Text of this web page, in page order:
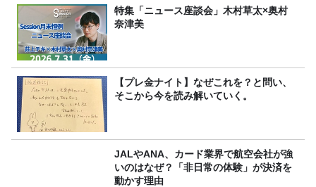
食べ比べ】
特集「ニュース座談会」木村草太×奥村
奈津美
【プレ金ナイト】なぜこれを？と問い、
そこから今を読み解いていく。
JALやANA、カード業界で航空会社が強
いのはなぜ？「非日常の体験」が決済を
動かす理由